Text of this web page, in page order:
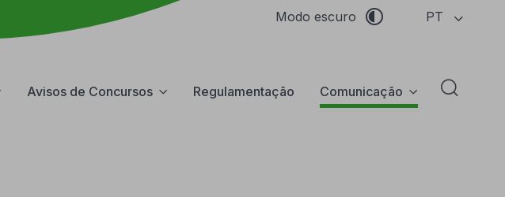
Modo escuro PT
Avisos de Concursos Regulamentação Comunicação Abrir